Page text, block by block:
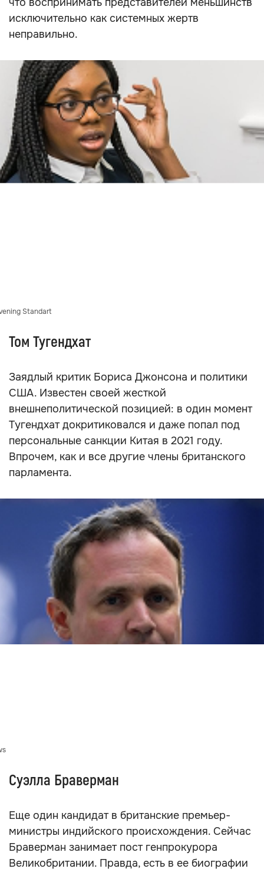
исключительно как системных жертв
неправильно.
Standart
Том Тугендхат
Заядлый критик Бориса Джонсона и политики
США. Известен своей жесткой
внешнеполитической позицией: в один момент
Тугендхат докритиковался и даже попал под
персональные санкции Китая в 2021 году.
Впрочем, как и все другие члены британского
парламента.
Суэлла Браверман
Еще один кандидат в британские премьер-
министры индийского происхождения. Сейчас
Браверман занимает пост генпрокурора
Великобритании. Правда, есть в ее биографии